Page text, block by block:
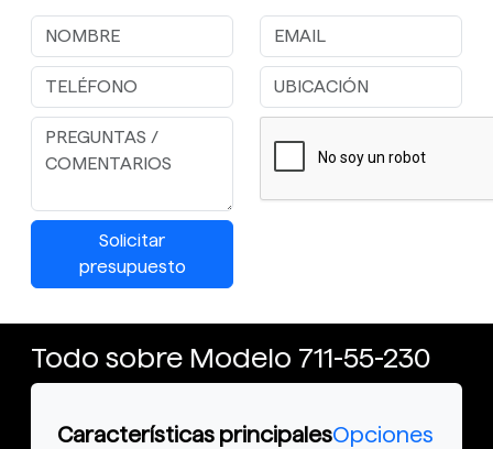
Solicitar
presupuesto
Todo sobre Modelo 711-55-230
Características principalesOpciones